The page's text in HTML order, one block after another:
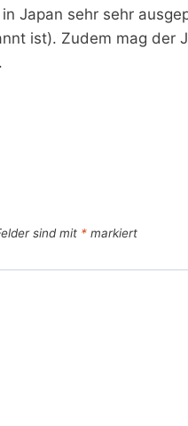
Japan sehr sehr
ist). Zudem mag der
sind mit * markiert